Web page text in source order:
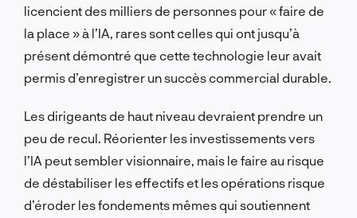
licencient des milliers de personnes pour « faire de
la place » à l’IA, rares sont celles qui ont jusqu’à
présent démontré que cette technologie leur avait
permis d’enregistrer un succès commercial durable.
Les dirigeants de haut niveau devraient prendre un
peu de recul. Réorienter les investissements vers
l’IA peut sembler visionnaire, mais le faire au risque
de déstabiliser les effectifs et les opérations risque
d’éroder les fondements mêmes qui soutiennent